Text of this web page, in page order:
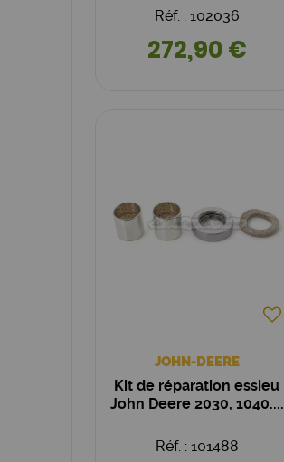
AZF4284)
Réf. : 102036
272,90 €
JOHN-DEERE
Kit de réparation essieu
John Deere 2030, 1040....
Réf. : 101488